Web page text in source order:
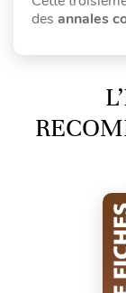
des annales